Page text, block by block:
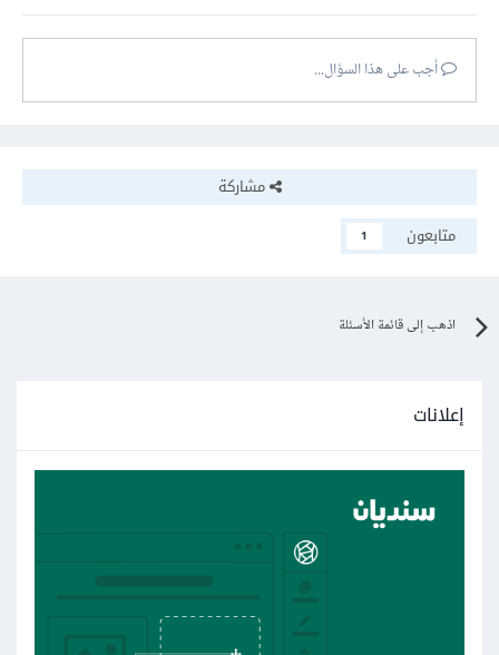
أجب على هذا السؤال...
مشاركة
متابعون
1
اذهب إلى قائمة الأسئلة
إعلانات